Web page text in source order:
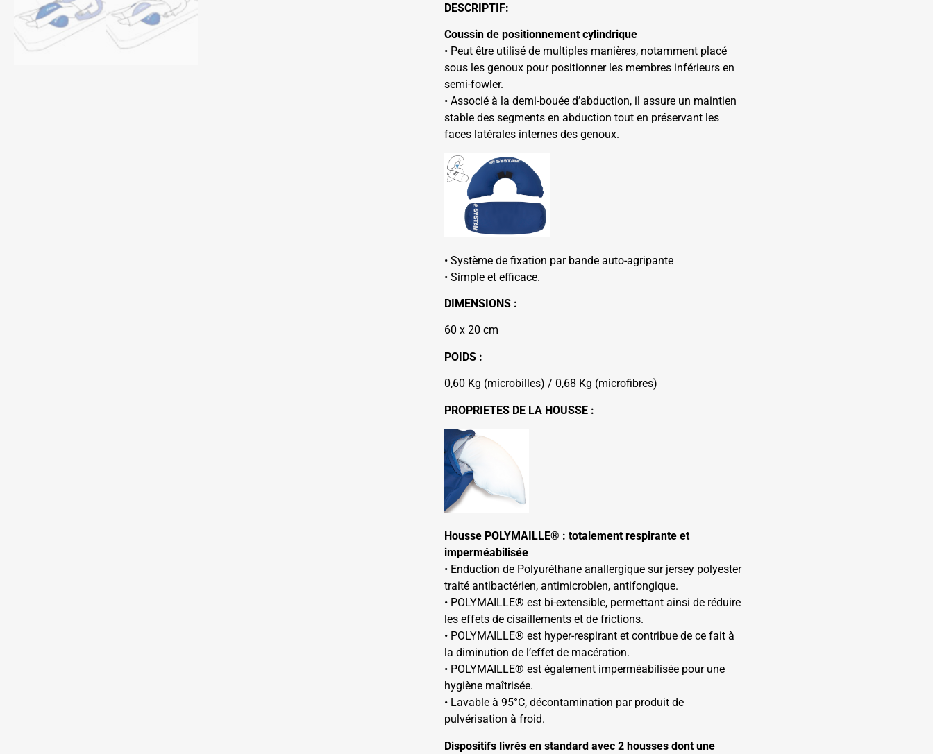
DESCRIPTIF:
Coussin de positionnement cylindrique
• Peut être utilisé de multiples manières, notamment placé
sous les genoux pour positionner les membres inférieurs en
semi-fowler.
• Associé à la demi-bouée d’abduction, il assure un maintien
stable des segments en abduction tout en préservant les
faces latérales internes des genoux.
• Système de fixation par bande auto-agripante
• Simple et efficace.
DIMENSIONS :
60 x 20 cm
POIDS :
0,60 Kg (microbilles) / 0,68 Kg (microfibres)
PROPRIETES DE LA HOUSSE :
Housse POLYMAILLE® : totalement respirante ­­­­­et
imperméabilisée
• Enduction de Polyuréthane anallergique sur jersey polyester
traité antibactérien, antimicrobien, antifongique.
• POLYMAILLE® est bi-extensible, permettant ainsi de réduire
les effets de cisaillements et de frictions.
• POLYMAILLE® est hyper-respirant et contribue de ce fait à
la diminution de l’effet de macération.
• POLYMAILLE® est également imperméabilisée pour une
hygiène maîtrisée.
• Lavable à 95°C, décontamination par produit de
pulvérisation à froid.
Dispositifs livrés en standard avec 2 housses dont une